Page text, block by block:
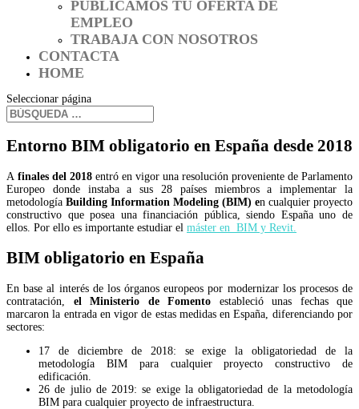
PUBLICAMOS TU OFERTA DE
EMPLEO
TRABAJA CON NOSOTROS
CONTACTA
HOME
Seleccionar página
Entorno BIM obligatorio en España desde 2018
A finales del 2018 entró en vigor una resolución proveniente de Parlamento
Europeo donde instaba a sus 28 países miembros a implementar la
metodología Building Information Modeling (BIM) en cualquier proyecto
constructivo que posea una financiación pública, siendo España uno de
ellos. Por ello es importante estudiar el máster en BIM y Revit.
BIM obligatorio en España
En base al interés de los órganos europeos por modernizar los procesos de
contratación, el Ministerio de Fomento estableció unas fechas que
marcaron la entrada en vigor de estas medidas en España, diferenciando por
sectores:
17 de diciembre de 2018: se exige la obligatoriedad de la
metodología BIM para cualquier proyecto constructivo de
edificación.
26 de julio de 2019: se exige la obligatoriedad de la metodología
BIM para cualquier proyecto de infraestructura.